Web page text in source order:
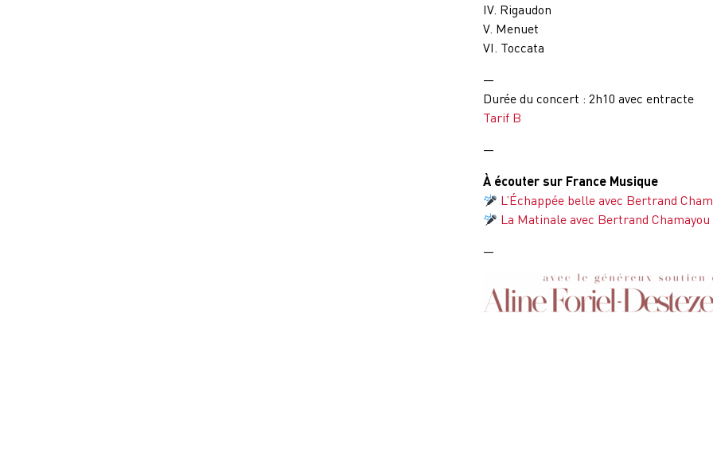
IV. Rigaudon
V. Menuet
VI. Toccata
—
Durée du concert : 2h10 avec entracte
Tarif B
—
À écouter sur France Musique
L’Échappée belle avec Bertrand
La Matinale avec Bertrand Chamayou
—